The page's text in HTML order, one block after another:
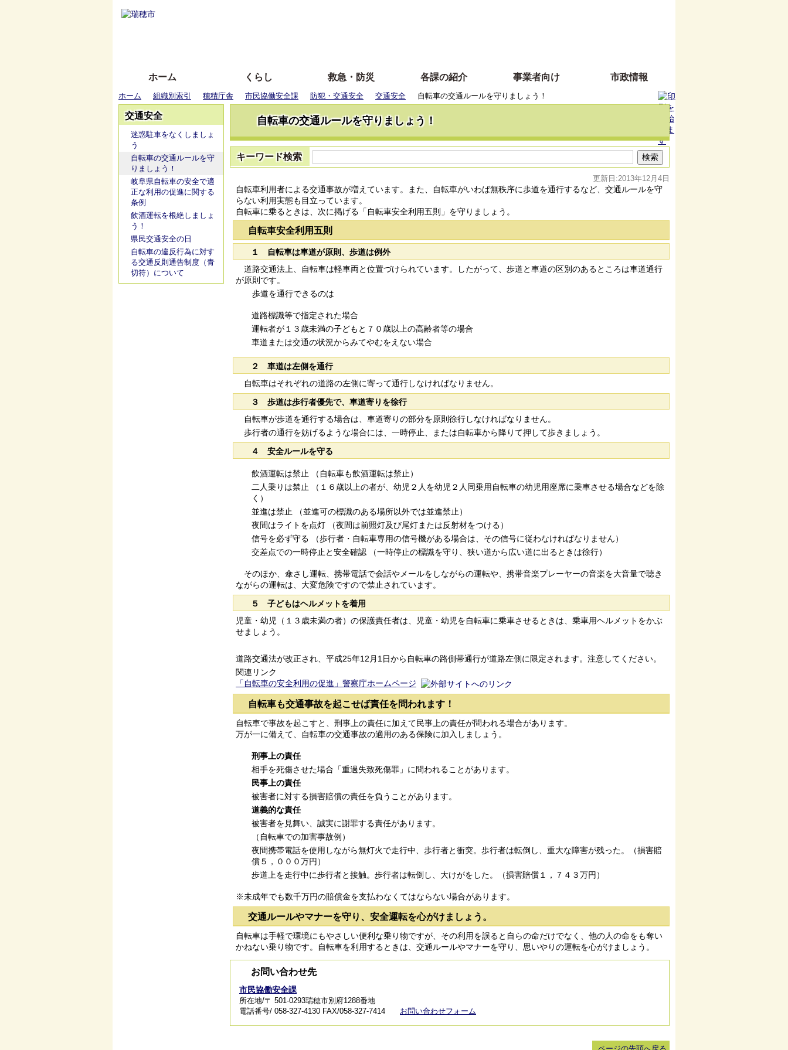
ホーム くらし 救急・防災 各課の紹介 事業者向け 市政情報
ホーム 組織別索引 穂積庁舎 市民協働安全課 防犯・交通安全 交通安全 自転車の交通ルールを守りましょう！
交通安全
迷惑駐車をなくしましょ
う
自転車の交通ルールを守
りましょう！
岐阜県自転車の安全で適
正な利用の促進に関する
条例
飲酒運転を根絶しましょ
う！
県民交通安全の日
自転車の違反行為に対す
る交通反則通告制度（青
切符）について
自転車の交通ルールを守りましょう！
キーワード検索
更新日:2013年12月4日
自転車利用者による交通事故が増えています。また、自転車がいわば無秩序に歩道を通行するなど、交通ルールを守
らない利用実態も目立っています。
自転車に乗るときは、次に掲げる「自転車安全利用五則」を守りましょう。
自転車安全利用五則
１ 自転車は車道が原則、歩道は例外
道路交通法上、自転車は軽車両と位置づけられています。したがって、歩道と車道の区別のあるところは車道通行
が原則です。
歩道を通行できるのは
道路標識等で指定された場合
運転者が１３歳未満の子どもと７０歳以上の高齢者等の場合
車道または交通の状況からみてやむをえない場合
２ 車道は左側を通行
自転車はそれぞれの道路の左側に寄って通行しなければなりません。
３ 歩道は歩行者優先で、車道寄りを徐行
自転車が歩道を通行する場合は、車道寄りの部分を原則徐行しなければなりません。
歩行者の通行を妨げるような場合には、一時停止、または自転車から降りて押して歩きましょう。
４ 安全ルールを守る
飲酒運転は禁止 （自転車も飲酒運転は禁止）
二人乗りは禁止 （１６歳以上の者が、幼児２人を幼児２人同乗用自転車の幼児用座席に乗車させる場合などを除
く）
並進は禁止 （並進可の標識のある場所以外では並進禁止）
夜間はライトを点灯 （夜間は前照灯及び尾灯または反射材をつける）
信号を必ず守る （歩行者・自転車専用の信号機がある場合は、その信号に従わなければなりません）
交差点での一時停止と安全確認 （一時停止の標識を守り、狭い道から広い道に出るときは徐行）
そのほか、傘さし運転、携帯電話で会話やメールをしながらの運転や、携帯音楽プレーヤーの音楽を大音量で聴き
ながらの運転は、大変危険ですので禁止されています。
５ 子どもはヘルメットを着用
児童・幼児（１３歳未満の者）の保護責任者は、児童・幼児を自転車に乗車させるときは、乗車用ヘルメットをかぶ
せましょう。
道路交通法が改正され、平成25年12月1日から自転車の路側帯通行が道路左側に限定されます。注意してください。
関連リンク
「自転車の安全利用の促進」警察庁ホームページ
自転車も交通事故を起こせば責任を問われます！
自転車で事故を起こすと、刑事上の責任に加えて民事上の責任が問われる場合があります。
万が一に備えて、自転車の交通事故の適用のある保険に加入しましょう。
刑事上の責任
相手を死傷させた場合「重過失致死傷罪」に問われることがあります。
民事上の責任
被害者に対する損害賠償の責任を負うことがあります。
道義的な責任
被害者を見舞い、誠実に謝罪する責任があります。
（自転車での加害事故例）
夜間携帯電話を使用しながら無灯火で走行中、歩行者と衝突。歩行者は転倒し、重大な障害が残った。（損害賠
償５，０００万円）
歩道上を走行中に歩行者と接触。歩行者は転倒し、大けがをした。（損害賠償１，７４３万円）
※未成年でも数千万円の賠償金を支払わなくてはならない場合があります。
交通ルールやマナーを守り、安全運転を心がけましょう。
自転車は手軽で環境にもやさしい便利な乗り物ですが、その利用を誤ると自らの命だけでなく、他の人の命をも奪い
かねない乗り物です。自転車を利用するときは、交通ルールやマナーを守り、思いやりの運転を心がけましょう。
お問い合わせ先
市民協働安全課
所在地/〒 501-0293瑞穂市別府1288番地
電話番号/ 058-327-4130 FAX/058-327-7414 お問い合わせフォーム